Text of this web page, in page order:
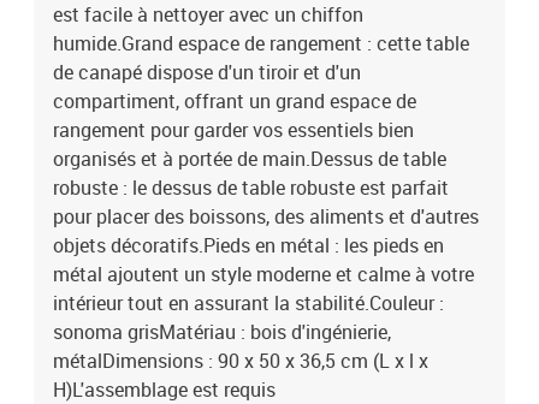
est facile à nettoyer avec un chiffon
humide.Grand espace de rangement : cette table
de canapé dispose d'un tiroir et d'un
compartiment, offrant un grand espace de
rangement pour garder vos essentiels bien
organisés et à portée de main.Dessus de table
robuste : le dessus de table robuste est parfait
pour placer des boissons, des aliments et d'autres
objets décoratifs.Pieds en métal : les pieds en
métal ajoutent un style moderne et calme à votre
intérieur tout en assurant la stabilité.Couleur :
sonoma grisMatériau : bois d'ingénierie,
métalDimensions : 90 x 50 x 36,5 cm (L x l x
H)L'assemblage est requis